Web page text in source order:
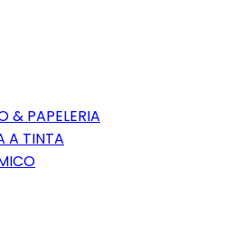
& PAPELERIA
A TINTA